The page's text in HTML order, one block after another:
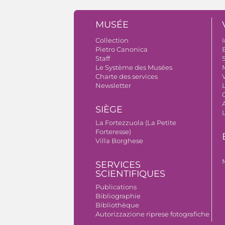
MUSÉE
Collection
Pietro Canonica
Staff
Le Système des Musées
Charte des services
Newsletter
SIÈGE
La Fortezzuola (La Petite
Forteresse)
Villa Borghese
SERVICES
SCIENTIFIQUES
Publications
Bibliographie
Bibliothèque
Autorizzazione riprese fotografiche